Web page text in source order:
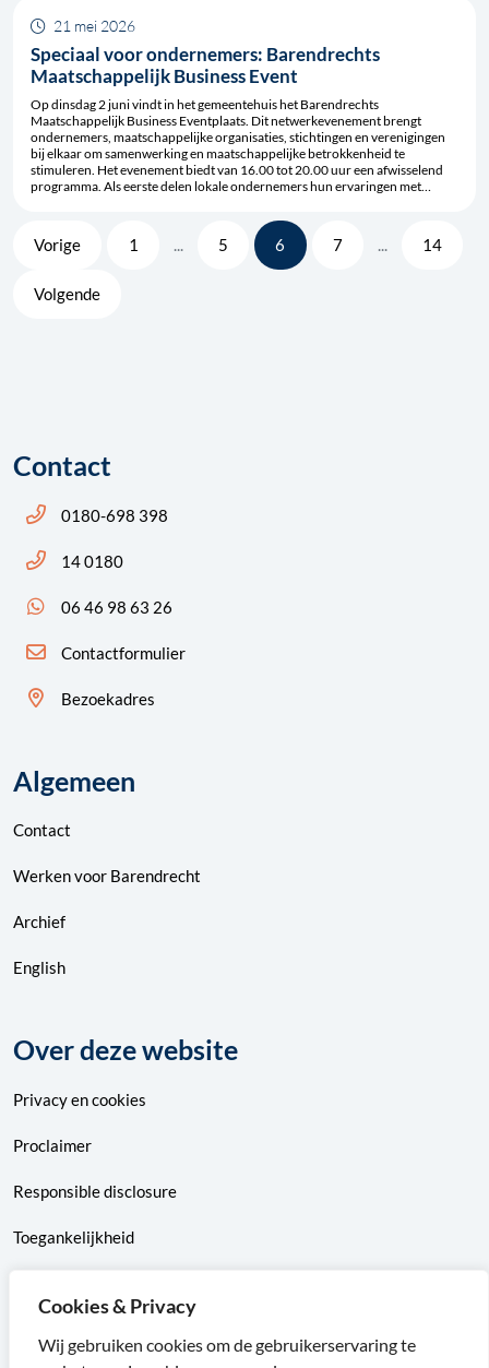
Cookies & Privacy
Wij gebruiken cookies om de gebruikerservaring te
Speciaal voor ondernemers: Barendrechts
Maatschappelijk Business Event
21 mei 2026
Op dinsdag 2 juni vindt in het gemeentehuis het Barendrechts
Maatschappelijk Business Eventplaats. Dit netwerkevenement brengt
ondernemers, maatschappelijke organisaties, stichtingen en verenigingen
bij elkaar om samenwerking en maatschappelijke betrokkenheid te
stimuleren. Het evenement biedt van 16.00 tot 20.00 uur een afwisselend
programma. Als eerste delen lokale ondernemers hun ervaringen met…
Vorige Pagina
1 ... Pagina
5 Pagina
6 Pagina
7 ... Pagina
14
Volgende
Contact
Bel ons: 14 0180
0180-698 398
Bel ons: 14 0180
14 0180
App ons: 06 46 98 63 26 (WhatsApp)
06 46 98 63 26
Contactformulier
Bezoekadres
Algemeen
Contact
Werken voor Barendrecht
Archief
English
Over deze website
Privacyencookies
Proclaimer
Responsible disclosure
Toegankelijkheid